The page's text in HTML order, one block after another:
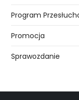
Program
Promocja
Sprawozdanie